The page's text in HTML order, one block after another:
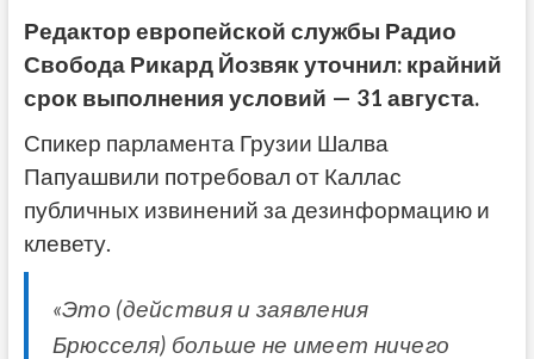
Редактор европейской службы Радио
Свобода Рикард Йозвяк уточнил: крайний
срок выполнения условий — 31 августа.
Спикер парламента Грузии Шалва
Папуашвили потребовал от Каллас
публичных извинений за дезинформацию и
клевету.
«Это (действия и заявления
Брюсселя) больше не имеет ничего